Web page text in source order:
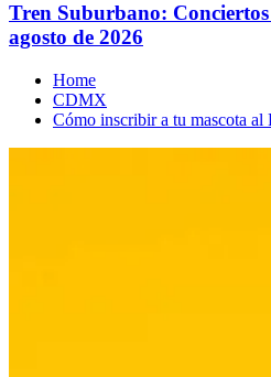
Tren Suburbano:
agosto de 2026
Home
CDMX
Cómo inscribir a tu mascota